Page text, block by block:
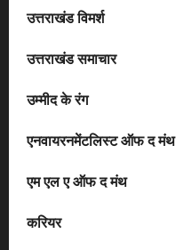
उत्तराखंड विमर्श
उत्तराखंड समाचार
उम्मीद के रंग
एनवायरनमेंटलिस्ट ऑफ द मंथ
एम एल ए ऑफ द मंथ
करियर